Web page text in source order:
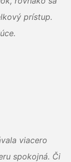
prístup.
viacero
spokojná. Či